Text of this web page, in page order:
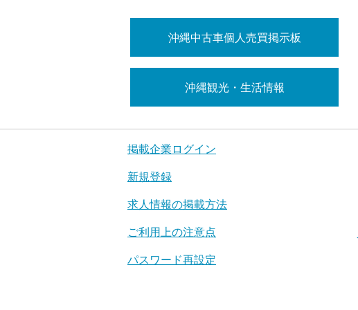
沖縄中古車個人売買掲示板
沖縄観光・生活情報
掲載企業ログイン
新規登録
求人情報の掲載方法
ご利用上の注意点
パスワード再設定